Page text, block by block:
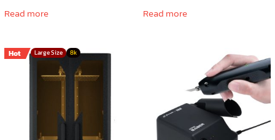
was:
Read more
was:
Read more
Hot Large Size 8k